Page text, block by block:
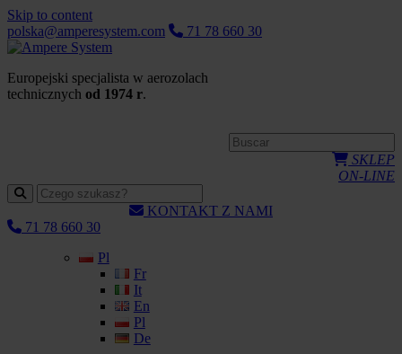
Skip to content
polska@amperesystem.com
71 78 660 30
Europejski specjalista w aerozolach
technicznych od 1974 r.
SKLEP
ON-LINE
KONTAKT Z NAMI
71 78 660 30
Pl
Fr
It
En
Pl
De